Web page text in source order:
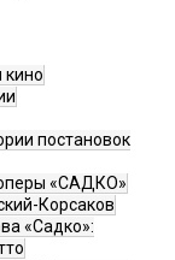
кино
постановок
«САДКО»
Корсаков
«Садко»: